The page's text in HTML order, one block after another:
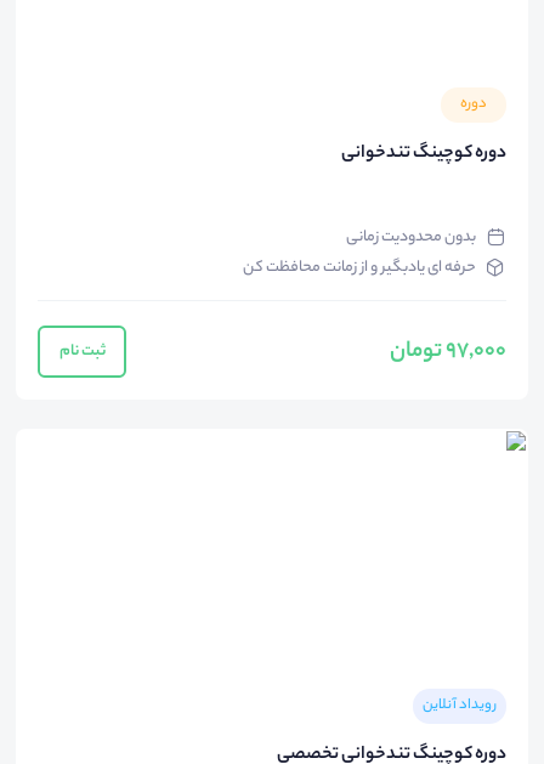
دوره
دوره کوچینگ تندخوانی
بدون محدودیت زمانی
حرفه ای یادبگیر و از زمانت محافظت کن
97,000 تومان ثبت نام
رویداد آنلاین
دوره کوچینگ تندخوانی تخصصی